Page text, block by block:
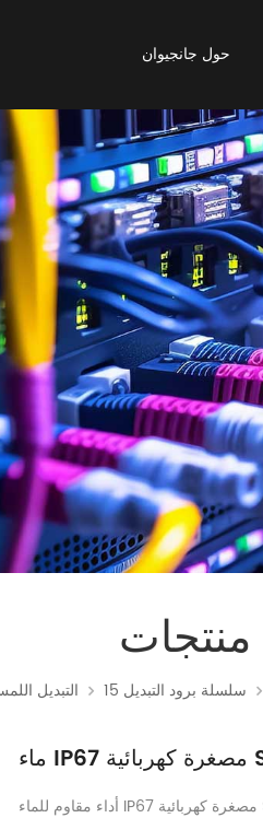
حول جانجيوان
منتجات
التبديل 15 سلسلة برود التبديل